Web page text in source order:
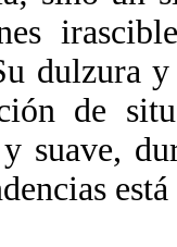
dulzura
de
suave,